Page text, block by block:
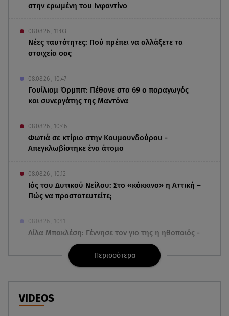
στην ερωμένη του Ινφαντίνο
08.08.26 , 11:03
Νέες ταυτότητες: Πού πρέπει να αλλάξετε τα
στοιχεία σας
08.08.26 , 10:47
Γουίλιαμ Όρμπιτ: Πέθανε στα 69 ο παραγωγός
και συνεργάτης της Μαντόνα
08.08.26 , 10:46
Φωτιά σε κτίριο στην Κουμουνδούρου -
Απεγκλωβίστηκε ένα άτομο
08.08.26 , 10:12
Ιός του Δυτικού Νείλου: Στο «κόκκινο» η Αττική –
Πώς να προστατευτείτε;
08.08.26 , 10:11
Λίλα Μπακλέση: Γέννησε τον γιο της η ηθοποιός -
Η πρώτη φωτογραφία
Νηστίσιμη συνταγή για να φτιάξετε χαλβά με
Περισσότερα
VIDEOS